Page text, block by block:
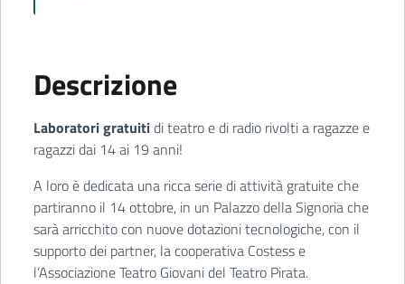
Descrizione
Laboratori gratuitidi teatro e di radio rivolti a ragazze e
ragazzi dai 14 ai 19 anni!
A loro è dedicata una ricca serie di attività gratuite che
partiranno il 14 ottobre, in un Palazzo della Signoria che
sarà arricchito con nuove dotazioni tecnologiche, con il
supporto dei partner, la cooperativa Costess e
l’Associazione Teatro Giovani del Teatro Pirata.